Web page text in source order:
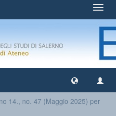
14., no. 47 (Maggio 2025) per